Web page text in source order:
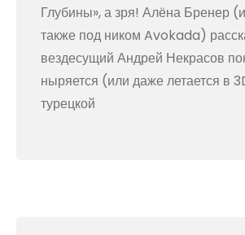
Глубины», а зря! Алёна Бренер
также под ником Avokada)
вездесущий Андрей Некрасов
ныряется (или даже летается в
турецкой